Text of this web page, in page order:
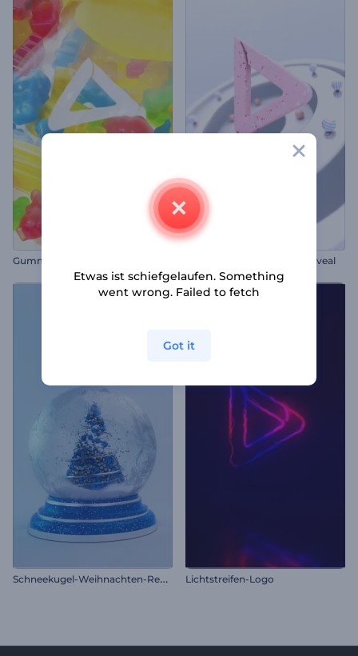
Gummibärchen Opener Frakturierte Kugel Logo-Reveal
S
chneekugel-Weihnachten-Reveal Lichtstreifen-Logo
Etwas ist schiefgelaufen. Something
went wrong. Failed to fetch
Got it